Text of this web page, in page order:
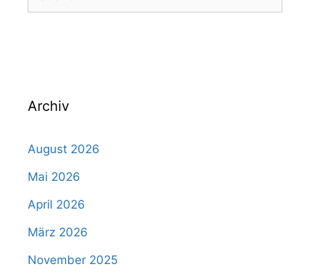
nach:
Archiv
August 2026
Mai 2026
April 2026
März 2026
November 2025